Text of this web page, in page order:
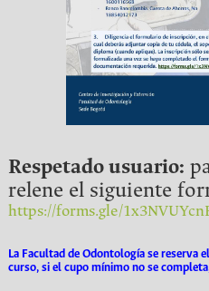
Respetado usuario:
relene el siguiente
https://forms.gle/
La Facultad de Odontología se reserva
curso, si el cupo mínimo no se